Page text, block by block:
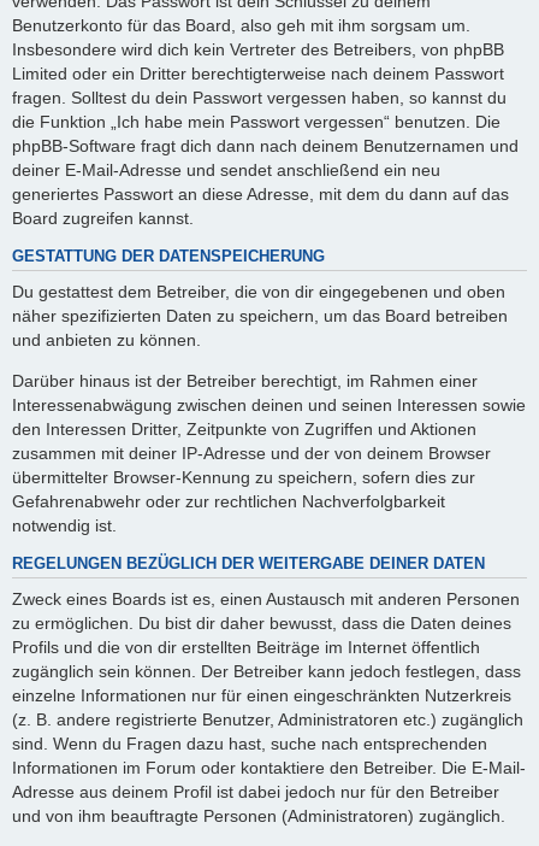
Benutzerkonto für das Board, also geh mit ihm sorgsam um.
Insbesondere wird dich kein Vertreter des Betreibers, von phpBB
Limited oder ein Dritter berechtigterweise nach deinem Passwort
fragen. Solltest du dein Passwort vergessen haben, so kannst du
die Funktion „Ich habe mein Passwort vergessen“ benutzen. Die
phpBB-Software fragt dich dann nach deinem Benutzernamen und
deiner E-Mail-Adresse und sendet anschließend ein neu
generiertes Passwort an diese Adresse, mit dem du dann auf das
Board zugreifen kannst.
GESTATTUNG DER DATENSPEICHERUNG
Du gestattest dem Betreiber, die von dir eingegebenen und oben
näher spezifizierten Daten zu speichern, um das Board betreiben
und anbieten zu können.
Darüber hinaus ist der Betreiber berechtigt, im Rahmen einer
Interessenabwägung zwischen deinen und seinen Interessen sowie
den Interessen Dritter, Zeitpunkte von Zugriffen und Aktionen
zusammen mit deiner IP-Adresse und der von deinem Browser
übermittelter Browser-Kennung zu speichern, sofern dies zur
Gefahrenabwehr oder zur rechtlichen Nachverfolgbarkeit
notwendig ist.
REGELUNGEN BEZÜGLICH DER WEITERGABE DEINER DATEN
Zweck eines Boards ist es, einen Austausch mit anderen Personen
zu ermöglichen. Du bist dir daher bewusst, dass die Daten deines
Profils und die von dir erstellten Beiträge im Internet öffentlich
zugänglich sein können. Der Betreiber kann jedoch festlegen, dass
einzelne Informationen nur für einen eingeschränkten Nutzerkreis
(z. B. andere registrierte Benutzer, Administratoren etc.) zugänglich
sind. Wenn du Fragen dazu hast, suche nach entsprechenden
Informationen im Forum oder kontaktiere den Betreiber. Die E-Mail-
Adresse aus deinem Profil ist dabei jedoch nur für den Betreiber
und von ihm beauftragte Personen (Administratoren) zugänglich.